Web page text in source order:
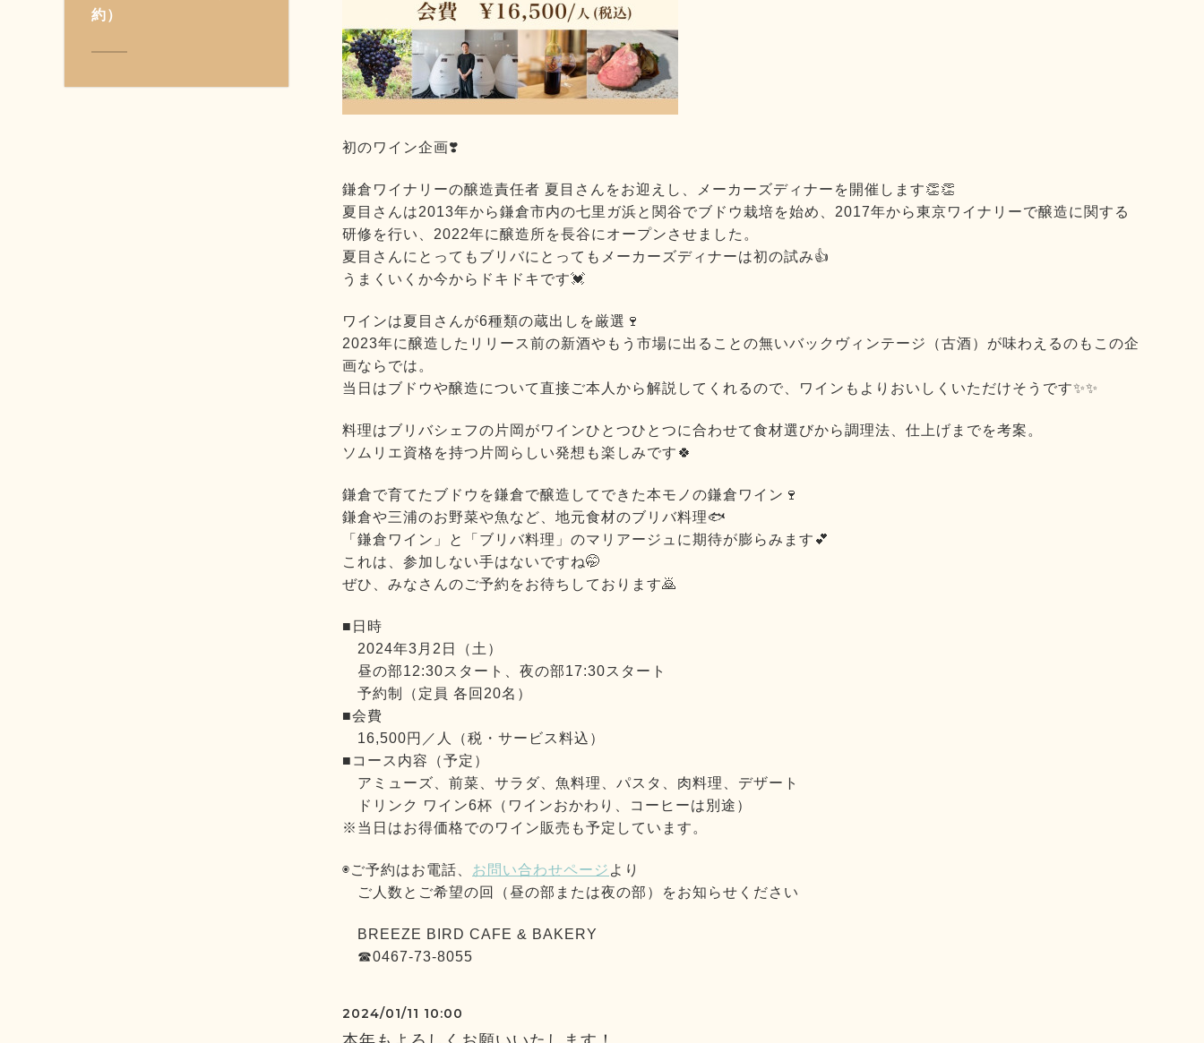
約）
初のワイン企画❣️
鎌倉ワイナリーの醸造責任者 夏目さんをお迎えし、メーカーズディナーを開催します👏👏
夏目さんは2013年から鎌倉市内の七里ガ浜と関谷でブドウ栽培を始め、2017年から東京ワイナリーで醸造に関する
研修を行い、2022年に醸造所を長谷にオープンさせました。
夏目さんにとってもブリバにとってもメーカーズディナーは初の試み👍
うまくいくか今からドキドキです💓
ワインは夏目さんが6種類の蔵出しを厳選🍷
2023年に醸造したリリース前の新酒やもう市場に出ることの無いバックヴィンテージ（古酒）が味わえるのもこの企
画ならでは。
当日はブドウや醸造について直接ご本人から解説してくれるので、ワインもよりおいしくいただけそうです✨✨
料理はブリバシェフの片岡がワインひとつひとつに合わせて食材選びから調理法、仕上げまでを考案。
ソムリエ資格を持つ片岡らしい発想も楽しみです🍀
鎌倉で育てたブドウを鎌倉で醸造してできた本モノの鎌倉ワイン🍷
鎌倉や三浦のお野菜や魚など、地元食材のブリバ料理🐟
「鎌倉ワイン」と「ブリバ料理」のマリアージュに期待が膨らみます💕
これは、参加しない手はないですね🤭
ぜひ、みなさんのご予約をお待ちしております🙇
■日時
2024年3月2日（土）
昼の部12:30スタート、夜の部17:30スタート
予約制（定員 各回20名）
■会費
16,500円／人（税・サービス料込）
■コース内容（予定）
アミューズ、前菜、サラダ、魚料理、パスタ、肉料理、デザート
ドリンク ワイン6杯（ワインおかわり、コーヒーは別途）
※当日はお得価格でのワイン販売も予定しています。
◉ご予約はお電話、 お問い合わせページ より
ご人数とご希望の回（昼の部または夜の部）をお知らせください
BREEZE BIRD CAFE & BAKERY
☎0467-73-8055
2024/01/11 10:00